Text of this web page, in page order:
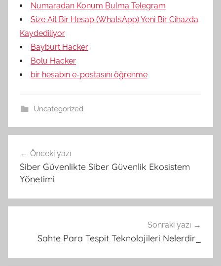
Numaradan Konum Bulma Telegram
Size Ait Bir Hesap (WhatsApp) Yeni Bir Cihazda
Kaydediliyor
Bayburt Hacker
Bolu Hacker
bir hesabın e-postasını öğrenme
Uncategorized
gezinmesi
Önceki yazı
Siber Güvenlikte Siber Güvenlik Ekosistem
Yönetimi
Sonraki yazı
Sahte Para Tespit Teknolojileri Nelerdir_